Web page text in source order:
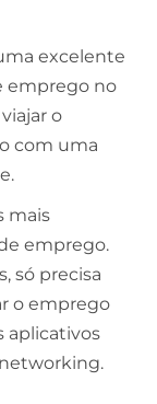
excelente
emprego no
o
com uma
mais
emprego.
só precisa
o emprego
aplicativos